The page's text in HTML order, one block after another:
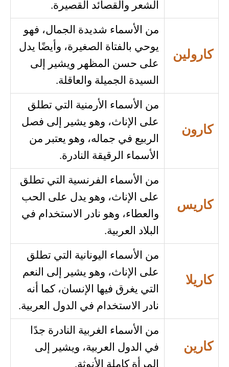
الشعر والقصائد القصيرة.
كارولين
من الأسماء شديدة الجمال، فهو
يوحي بالفتاة الصغيرة، وأيضًا يدل
على حسن المظهر ويشير إلى
السيدة الجميلة والعاقلة.
كارون
من الأسماء الأرمنية التي تطلق
على الإناث، وهو يشير إلى فصل
الربيع في جماله، وهو يعتبر من
الأسماء الرقيقة النادرة.
كاريس
من الأسماء الفرنسية التي تطلق
على الإناث، وهو يدل على الحب
والعطاء، وهو نادر الاستخدام في
البلاد العربية.
كاريلا
من الأسماء اليونانية التي تطلق
على الإناث، وهو يشير إلى النعم
التي يغرق فيها الإنسان، كما أنه
نادر الاستخدام في الدول العربية.
كارين
من الأسماء الغربية النادرة جدًا
في الدول العربية، ويشير إلى
المرأة كاملة الأنوثة.